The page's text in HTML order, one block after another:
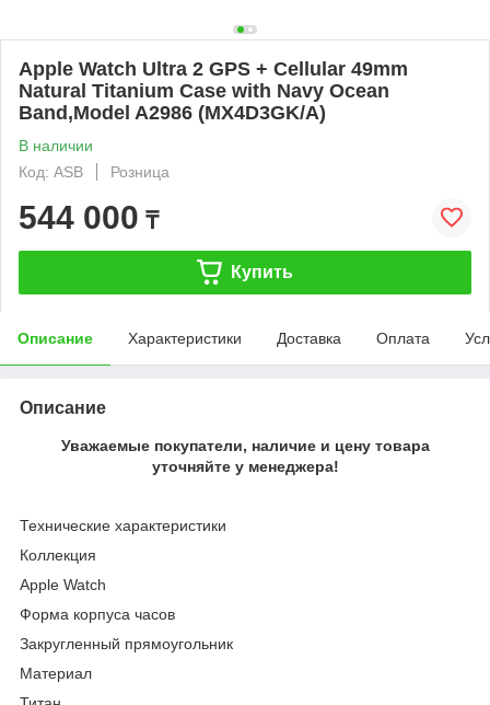
Apple Watch Ultra 2 GPS + Cellular 49mm
Natural Titanium Case with Navy Ocean
Band,Model A2986 (MX4D3GK/A)
В наличии
Код: ASB
Розница
544 000 ₸
Купить
Описание Характеристики Доставка Оплата
Описание
Уважаемые покупатели, наличие и цену товара
уточняйте у менеджера!
Технические характеристики
Коллекция
Apple Watch
Форма корпуса часов
Закругленный прямоугольник
Материал